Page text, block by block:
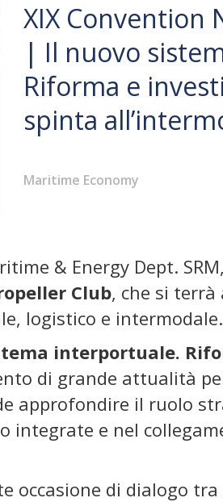
XIX Convention
| Il nuovo
Riforma e
spinta
Maritime Economy
& Energy Dept.
Club, che si terrà
logistico e intermodale.
interportuale.
di grande attualità
approfondire il ruolo
integrate e nel
occasione di dialogo